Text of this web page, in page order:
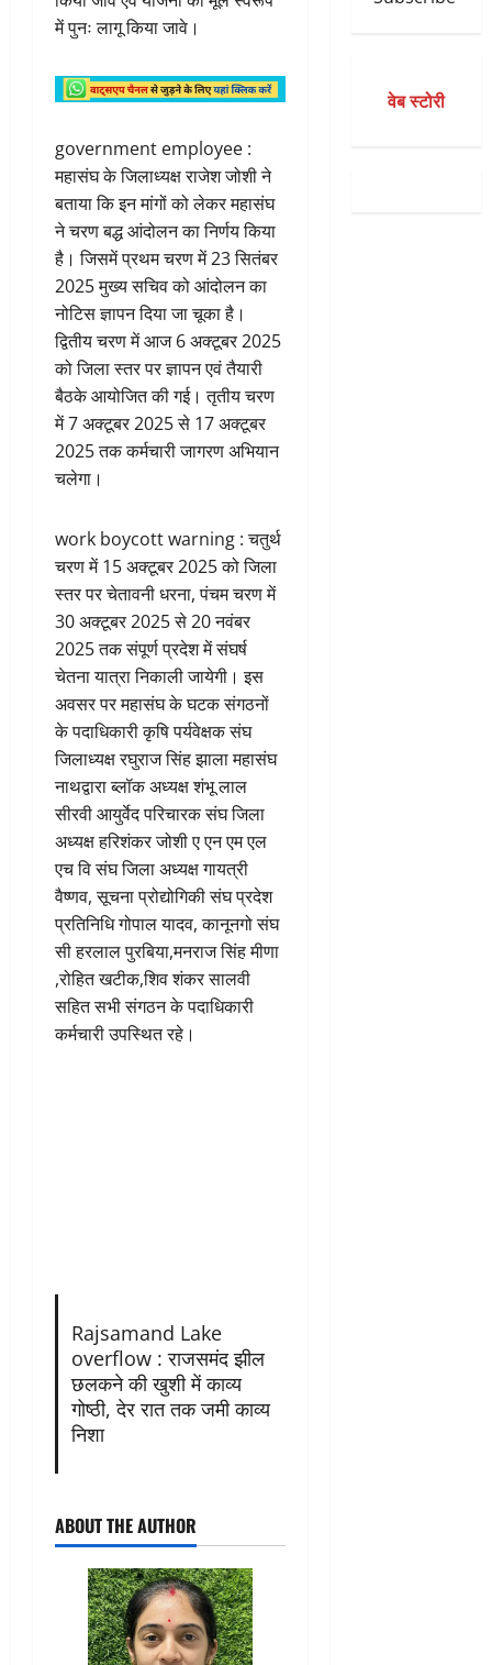
में पुनः लागू किया जावे।
government employee :
महासंघ के जिलाध्यक्ष राजेश जोशी ने
बताया कि इन मांगों को लेकर महासंघ
ने चरण बद्ध आंदोलन का निर्णय किया
है। जिसमें प्रथम चरण में 23 सितंबर
2025 मुख्य सचिव को आंदोलन का
नोटिस ज्ञापन दिया जा चूका है।
द्वितीय चरण में आज 6 अक्टूबर 2025
को जिला स्तर पर ज्ञापन एवं तैयारी
बैठके आयोजित की गई। तृतीय चरण
में 7 अक्टूबर 2025 से 17 अक्टूबर
2025 तक कर्मचारी जागरण अभियान
चलेगा।
work boycott warning : चतुर्थ
चरण में 15 अक्टूबर 2025 को जिला
स्तर पर चेतावनी धरना, पंचम चरण में
30 अक्टूबर 2025 से 20 नवंबर
2025 तक संपूर्ण प्रदेश में संघर्ष
चेतना यात्रा निकाली जायेगी। इस
अवसर पर महासंघ के घटक संगठनों
के पदाधिकारी कृषि पर्यवेक्षक संघ
जिलाध्यक्ष रघुराज सिंह झाला महासंघ
नाथद्वारा ब्लॉक अध्यक्ष शंभू लाल
सीरवी आयुर्वेद परिचारक संघ जिला
अध्यक्ष हरिशंकर जोशी ए एन एम एल
एच वि संघ जिला अध्यक्ष गायत्री
वैष्णव, सूचना प्रोद्योगिकी संघ प्रदेश
प्रतिनिधि गोपाल यादव, कानूनगो संघ
सी हरलाल पुरबिया,मनराज सिंह मीणा
,रोहित खटीक,शिव शंकर सालवी
सहित सभी संगठन के पदाधिकारी
कर्मचारी उपस्थित रहे।
Rajsamand Lake
overflow : राजसमंद झील
छलकने की खुशी में काव्य
गोष्ठी, देर रात तक जमी काव्य
निशा
ABOUT THE AUTHOR
वेब स्टोरी